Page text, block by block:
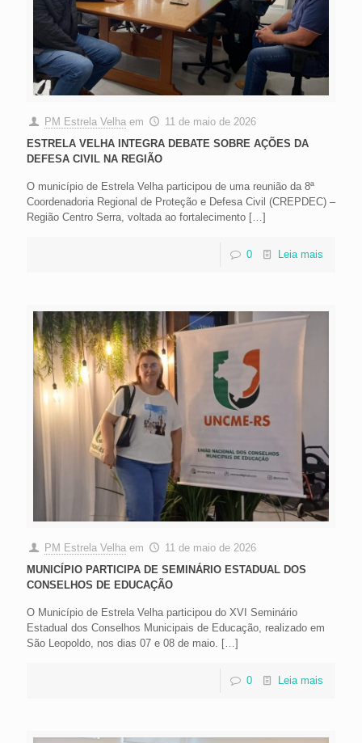
PM Estrela Velha em
11 de maio de 2026
ESTRELA VELHA INTEGRA DEBATE SOBRE AÇÕES DA
DEFESA CIVIL NA REGIÃO
O município de Estrela Velha participou de uma reunião da 8ª
Coordenadoria Regional de Proteção e Defesa Civil (CREPDEC) –
Região Centro Serra, voltada ao fortalecimento […]
0 Leia mais
PM Estrela Velha em
11 de maio de 2026
MUNICÍPIO PARTICIPA DE SEMINÁRIO ESTADUAL DOS
CONSELHOS DE EDUCAÇÃO
O Município de Estrela Velha participou do XVI Seminário
Estadual dos Conselhos Municipais de Educação, realizado em
São Leopoldo, nos dias 07 e 08 de maio.
[…]
0 Leia mais